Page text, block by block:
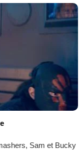
Sam et Bucky